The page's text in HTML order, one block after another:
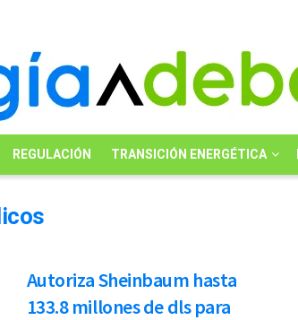
REGULACIÓN TRANSICIÓN ENERGÉTICA
Autoriza Sheinbaum hasta
133.8 millones de dls para